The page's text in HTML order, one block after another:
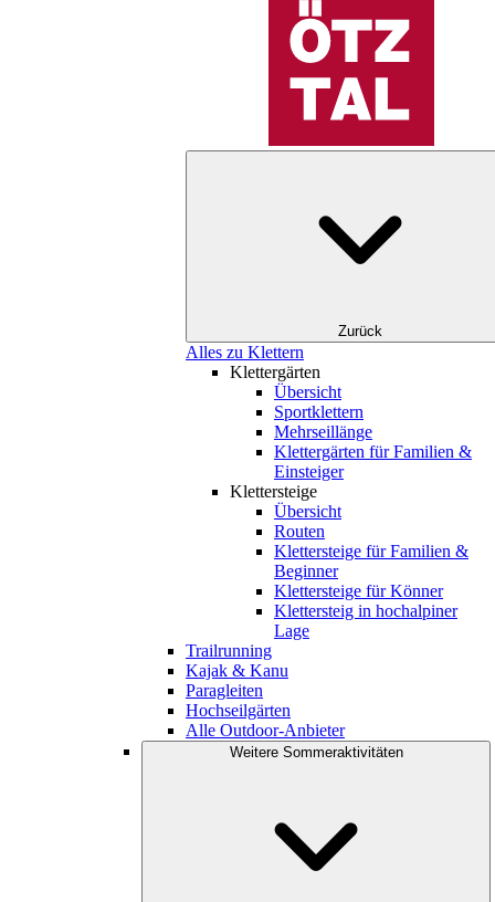
Zurück
Alles zu Klettern
Klettergärten
Übersicht
Sportklettern
Mehrseillänge
Klettergärten für Familien &
Einsteiger
Klettersteige
Übersicht
Routen
Klettersteige für Familien &
Beginner
Klettersteige für Könner
Klettersteig in hochalpiner
Lage
Trailrunning
Kajak & Kanu
Paragleiten
Hochseilgärten
Alle Outdoor-Anbieter
Weitere Sommeraktivitäten